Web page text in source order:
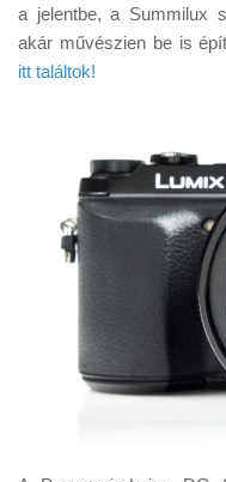
a jelentbe, a Summilux
akár művészien be is
itt találtok!